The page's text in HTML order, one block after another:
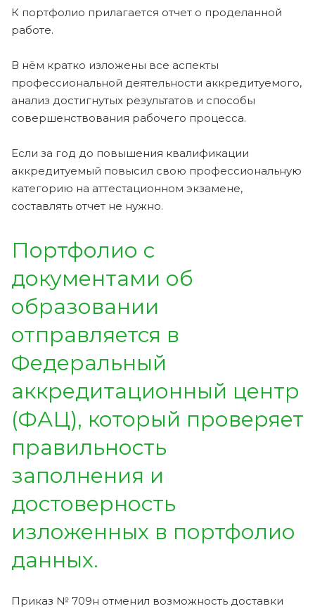
К портфолио прилагается отчет о проделанной
работе.
В нём кратко изложены все аспекты
профессиональной деятельности аккредитуемого,
анализ достигнутых результатов и способы
совершенствования рабочего процесса.
Если за год до повышения квалификации
аккредитуемый повысил свою профессиональную
категорию на аттестационном экзамене,
составлять отчет не нужно.
Портфолио с
документами об
образовании
отправляется в
Федеральный
аккредитационный центр
(ФАЦ), который проверяет
правильность
заполнения и
достоверность
изложенных в портфолио
данных.
Приказ № 709н отменил возможность доставки